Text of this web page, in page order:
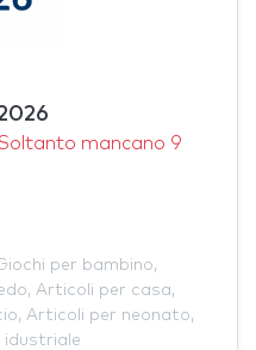
Soltanto mancano 9
per bambino,
, Articoli per casa,
, Articoli per neonato,
idustriale